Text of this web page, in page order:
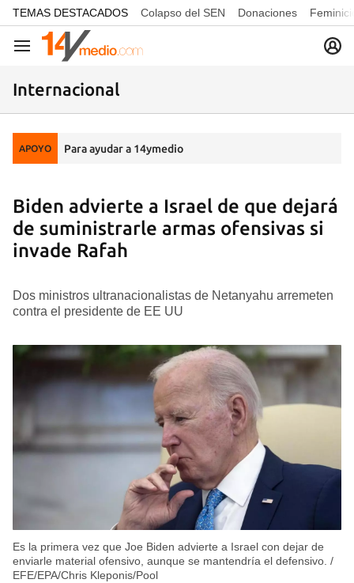
common.go-to-content
TEMAS DESTACADOS Colapso del SEN Donaciones
Navegación
Internacional
APOYO Para ayudar a 14ymedio
Biden advierte a Israel de que dejará
de suministrarle armas ofensivas si
invade Rafah
Dos ministros ultranacionalistas de Netanyahu arremeten
contra el presidente de EE UU
Es la primera vez que Joe Biden advierte a Israel con dejar de
enviarle material ofensivo, aunque se mantendría el defensivo. /
EFE/EPA/Chris Kleponis/Pool